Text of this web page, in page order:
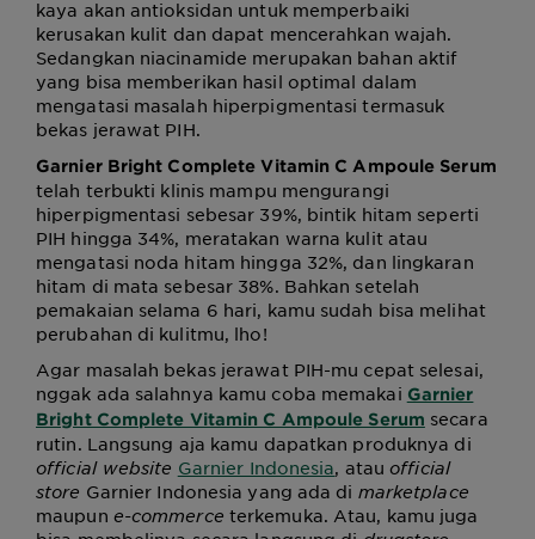
kaya akan antioksidan untuk memperbaiki
kerusakan kulit dan dapat mencerahkan wajah.
Sedangkan niacinamide merupakan bahan aktif
yang bisa memberikan hasil optimal dalam
mengatasi masalah hiperpigmentasi termasuk
bekas jerawat PIH.
Garnier Bright Complete Vitamin C Ampoule Serum
telah terbukti klinis mampu mengurangi
hiperpigmentasi sebesar 39%, bintik hitam seperti
PIH hingga 34%, meratakan warna kulit atau
mengatasi noda hitam hingga 32%, dan lingkaran
hitam di mata sebesar 38%. Bahkan setelah
pemakaian selama 6 hari, kamu sudah bisa melihat
perubahan di kulitmu, lho!
Agar masalah bekas jerawat PIH-mu cepat selesai,
nggak ada salahnya kamu coba memakai Garnier
Bright Complete Vitamin C Ampoule Serum secara
rutin. Langsung aja kamu dapatkan produknya di
official website Garnier Indonesia, atauofficial
store Garnier Indonesia yang ada di marketplace
maupun e-commerce terkemuka. Atau, kamu juga